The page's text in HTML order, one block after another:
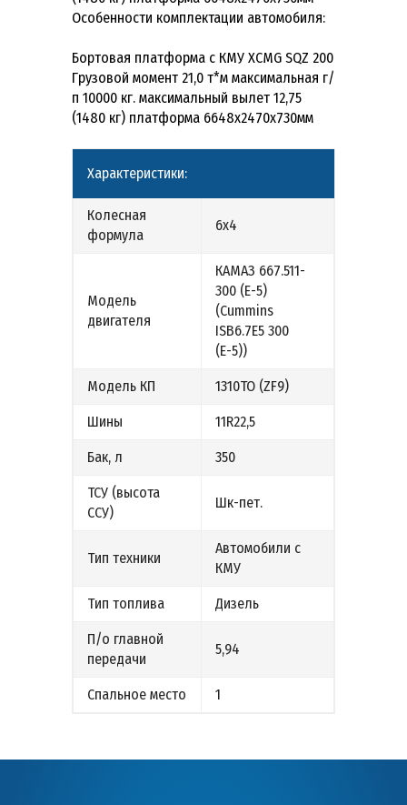
Особенности комплектации автомобиля:
Бортовая платформа с КМУ XCMG SQZ 200
Грузовой момент 21,0 т*м максимальная г/
п 10000 кг. максимальный вылет 12,75
(1480 кг) платформа 6648х2470х730мм
Характеристики:
Колесная
формула
6х4
Модель
двигателя
КАМАЗ 667.511-
300 (Е-5)
(Cummins
ISB6.7E5 300
(Е-5))
Модель КП 1310ТО (ZF9)
Шины 11R22,5
Бак, л 350
ТСУ (высота
ССУ)
Шк-пет.
Тип техники
Автомобили с
КМУ
Тип топлива Дизель
П/о главной
передачи
5,94
Спальное место 1